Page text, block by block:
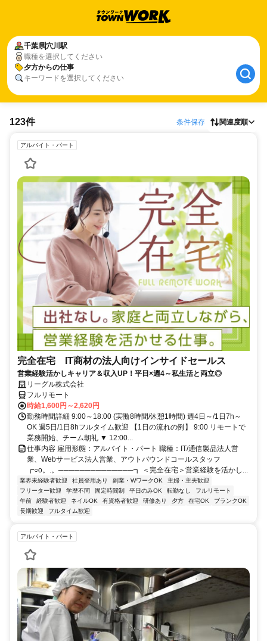
千葉県穴川駅
職種を選択してください
夕方からの仕事
キーワードを選択してください
123件 条件保存 関連度順
アルバイト・パート
完全在宅 IT商材の法人向けインサイドセールス
営業経験活かしキャリア＆収入UP！平日×週4～私生活と両立◎
リーグル株式会社
フルリモート
時給1,600円～2,620円
勤務時間詳細 9:00～18:00 (実働8時間/休憩1時間) 週4日～/1日7h～
OK 週5日/1日8hフルタイム歓迎 【1日の流れの例】 9:00 リモートで
業務開始、チーム朝礼 ▼ 12:00...
仕事内容 雇用形態：アルバイト・パート 職種：IT/通信製品法人営
業、Webサービス法人営業、アウトバウンドコールスタッフ
┏○o。.。──────────────┓ ＜完全在宅＞営業経験を活かし...
業界未経験者歓迎 社員登用あり 副業・WワークOK
主婦・主夫歓迎
フリーター歓迎
学歴不問 固定時間制 平日のみOK 転勤なし
フルリモート
午前
経験者歓迎 ネイルOK 有資格者歓迎 研修あり 夕方 在宅OK
ブランクOK
長期歓迎
フルタイム歓迎
アルバイト・パート